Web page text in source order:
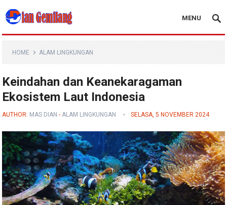
Blog Dian Gemilang
MENU
HOME ALAM LINGKUNGAN
Keindahan dan Keanekaragaman
Ekosistem Laut Indonesia
AUTHOR: MAS DIAN -ALAM LINGKUNGAN SELASA, 5 NOVEMBER 2024